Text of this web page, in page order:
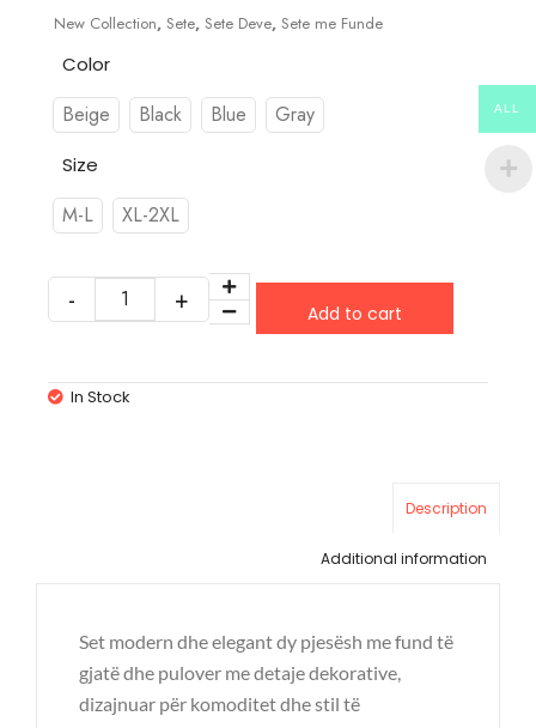
New Collection, Sete, Sete Deve, Sete me Funde
Color
Beige Black Blue Gray
Size
M-L XL-2XL
Add to cart
In Stock
Description
Additional information
Set modern dhe elegant dy pjesësh me fund të
gjatë dhe pulover me detaje dekorative,
dizajnuar për komoditet dhe stil të
ALL